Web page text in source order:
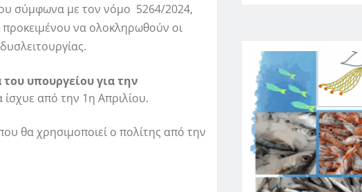
σύμφωνα με τον νόμο 5264/2024,
να ολοκληρωθούν οι
υπουργείου για την
από την 1η Απριλίου.
θα χρησιμοποιεί ο πολίτης από την